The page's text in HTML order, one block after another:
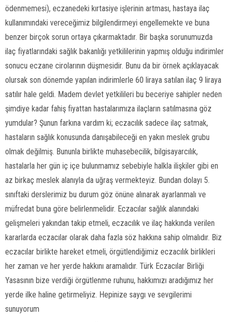
ödenmemesi), eczanedeki kırtasiye işlerinin artması, hastaya ilaç
kullanımındaki vereceğimiz bilgilendirmeyi engellemekte ve buna
benzer birçok sorun ortaya çıkarmaktadır. Bir başka sorunumuzda
ilaç fiyatlarındaki sağlık bakanlığı yetkililerinin yapmış olduğu indirimler
sonucu eczane cirolarının düşmesidir. Bunu da bir örnek açıklayacak
olursak son dönemde yapılan indirimlerle 60 liraya satılan ilaç 9 liraya
satılır hale geldi. Madem devlet yetkilileri bu beceriye sahipler neden
şimdiye kadar fahiş fiyattan hastalarımıza ilaçların satılmasına göz
yumdular? Şunun farkına vardım ki; eczacılık sadece ilaç satmak,
hastaların sağlık konusunda danışabileceği en yakın meslek grubu
olmak değilmiş. Bununla birlikte muhasebecilik, bilgisayarcılık,
hastalarla her gün iç içe bulunmamız sebebiyle halkla ilişkiler gibi en
az birkaç meslek alanıyla da uğraş vermekteyiz. Bundan dolayı 5.
sınıftaki derslerimiz bu durum göz önüne alınarak ayarlanmalı ve
müfredat buna göre belirlenmelidir. Eczacılar sağlık alanındaki
gelişmeleri yakından takip etmeli, eczacılık ve ilaç hakkında verilen
kararlarda eczacılar olarak daha fazla söz hakkına sahip olmalıdır. Biz
eczacılar birlikte hareket etmeli, örgütlendiğimiz eczacılık birlikleri
her zaman ve her yerde hakkını aramalıdır. Türk Eczacılar Birliği
Yasasının bize verdiği örgütlenme ruhunu, hakkımızı aradığımız her
yerde ilke haline getirmeliyiz. Hepinize saygı ve sevgilerimi
sunuyorum